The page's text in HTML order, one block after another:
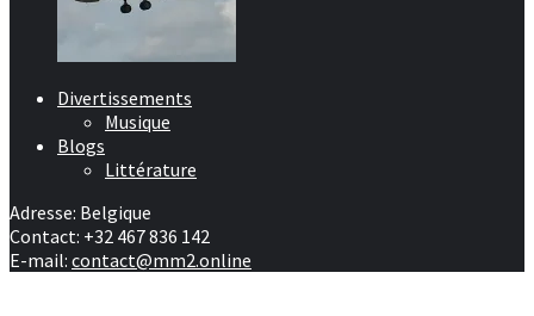
Divertissements
Musique
Blogs
Littérature
Adresse: Belgique
Contact: +32 467 836 142
E-mail: contact@mm2.online